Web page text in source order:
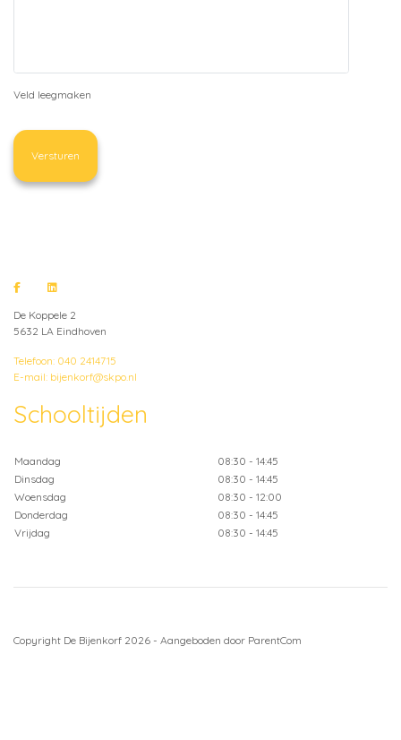
Veld leegmaken
De Koppele 2
5632 LA Eindhoven
Telefoon: 040 2414715
E-mail: bijenkorf@skpo.nl
Schooltijden
Maandag
08:30 - 14:45
Dinsdag
08:30 - 14:45
Woensdag
08:30 - 12:00
Donderdag
08:30 - 14:45
Vrijdag
08:30 - 14:45
Copyright De Bijenkorf 2026 - Aangeboden door ParentCom